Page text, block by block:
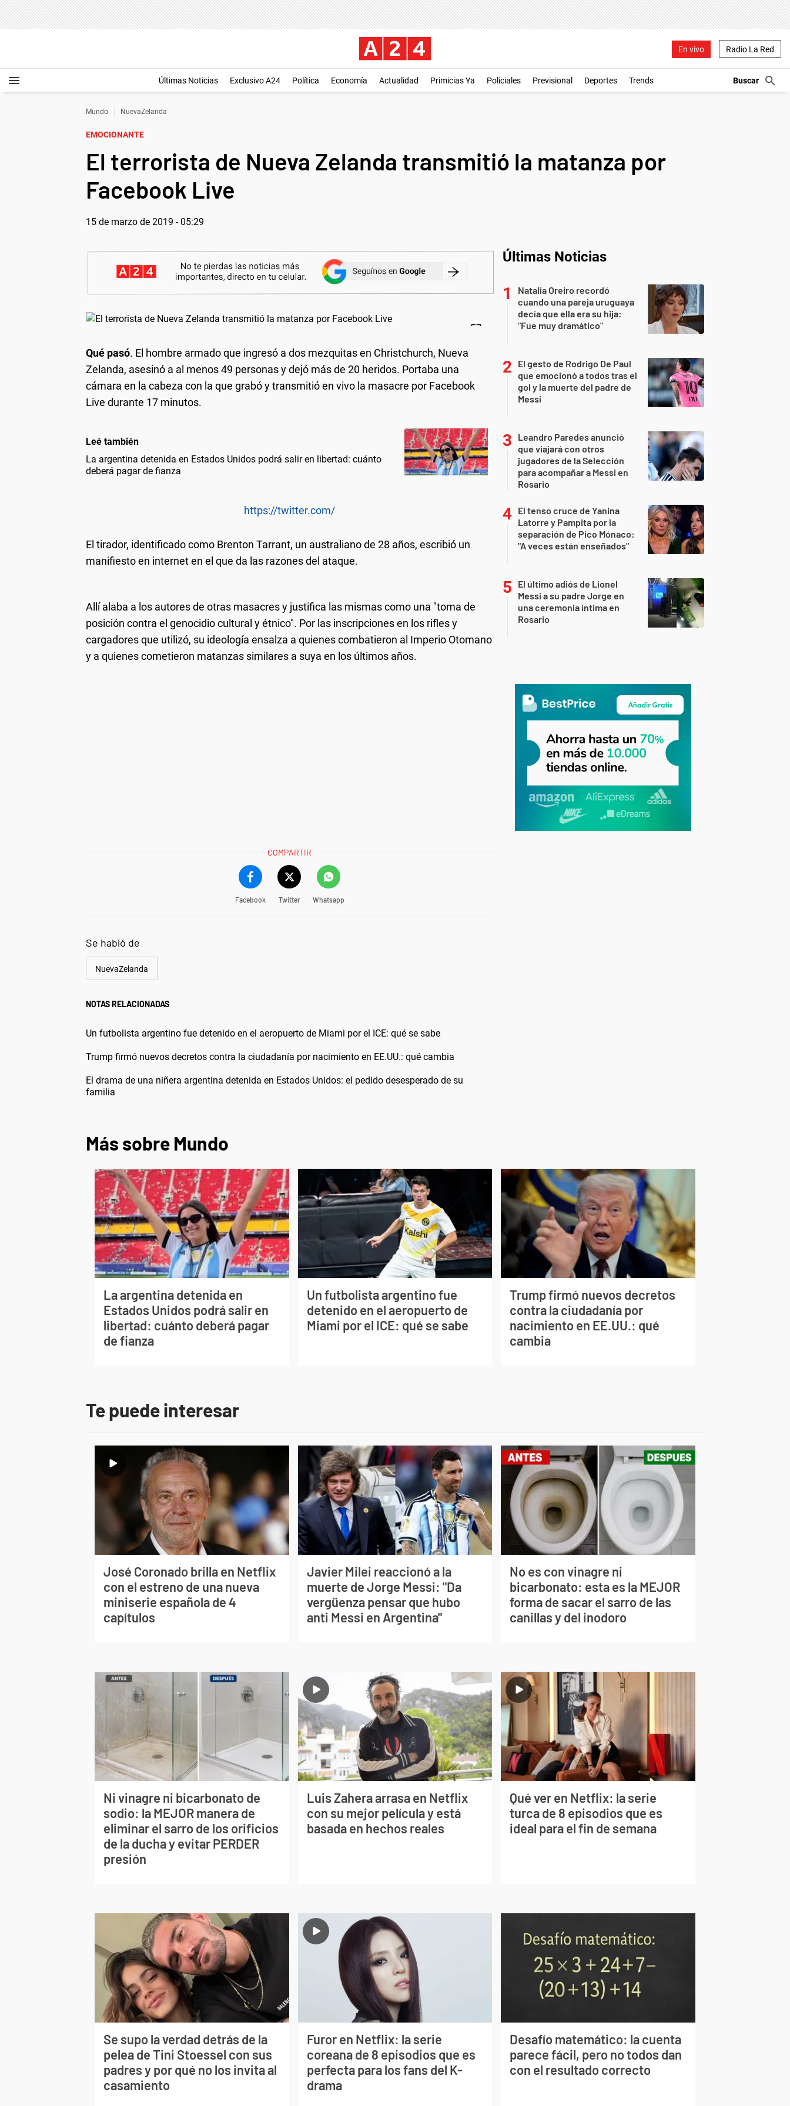
En vivo Radio La Red
Últimas Noticias Exclusivo A24 Política Economía Actualidad Primicias Ya Policiales Previsional Deportes Trends
Mundo NuevaZelanda
EMOCIONANTE
El terrorista de Nueva Zelanda transmitió la matanza por
Facebook Live
15 de marzo de 2019 - 05:29
Qué pasó. El hombre armado que ingresó a dos mezquitas en Christchurch, Nueva
Zelanda, asesinó a al menos 49 personas y dejó más de 20 heridos. Portaba una
cámara en la cabeza con la que grabó y transmitió en vivo la masacre por Facebook
Live durante 17 minutos.
Leé también
La argentina detenida en Estados Unidos podrá salir en libertad: cuánto
deberá pagar de fianza
https://twitter.com/
El tirador, identificado como Brenton Tarrant, un australiano de 28 años, escribió un
manifiesto en internet en el que da las razones del ataque.
Allí alaba a los autores de otras masacres y justifica las mismas como una "toma de
posición contra el genocidio cultural y étnico". Por las inscripciones en los rifles y
cargadores que utilizó, su ideología ensalza a quienes combatieron al Imperio Otomano
y a quienes cometieron matanzas similares a suya en los últimos años.
COMPARTIR
Facebook Twitter Whatsapp
Se habló de
NuevaZelanda
NOTAS RELACIONADAS
Un futbolista argentino fue detenido en el aeropuerto de Miami por el ICE: qué se sabe
Trump firmó nuevos decretos contra la ciudadanía por nacimiento en EE.UU.: qué cambia
El drama de una niñera argentina detenida en Estados Unidos: el pedido desesperado de su
familia
Últimas Noticias
Natalia Oreiro recordó
cuando una pareja uruguaya
decía que ella era su hija:
"Fue muy dramático"
El gesto de Rodrigo De Paul
que emocionó a todos tras el
gol y la muerte del padre de
Messi
Leandro Paredes anunció
que viajará con otros
jugadores de la Selección
para acompañar a Messi en
Rosario
El tenso cruce de Yanina
Latorre y Pampita por la
separación de Pico Mónaco:
"A veces están enseñados"
El último adiós de Lionel
Messi a su padre Jorge en
una ceremonia íntima en
Rosario
Más sobre Mundo
La argentina detenida en
Estados Unidos podrá salir en
libertad: cuánto deberá pagar
de fianza
Un futbolista argentino fue
detenido en el aeropuerto de
Miami por el ICE: qué se sabe
Trump firmó nuevos decretos
contra la ciudadanía por
nacimiento en EE.UU.: qué
cambia
Te puede interesar
José Coronado brilla en Netflix
con el estreno de una nueva
miniserie española de 4
capítulos
Javier Milei reaccionó a la
muerte de Jorge Messi: "Da
vergüenza pensar que hubo
anti Messi en Argentina"
No es con vinagre ni
bicarbonato: esta es la MEJOR
forma de sacar el sarro de las
canillas y del inodoro
Ni vinagre ni bicarbonato de
sodio: la MEJOR manera de
eliminar el sarro de los orificios
de la ducha y evitar PERDER
presión
Luis Zahera arrasa en Netflix
con su mejor película y está
basada en hechos reales
Qué ver en Netflix: la serie
turca de 8 episodios que es
ideal para el fin de semana
Se supo la verdad detrás de la
pelea de Tini Stoessel con sus
padres y por qué no los invita al
casamiento
Furor en Netflix: la serie
coreana de 8 episodios que es
perfecta para los fans del K-
drama
Desafío matemático: la cuenta
parece fácil, pero no todos dan
con el resultado correcto